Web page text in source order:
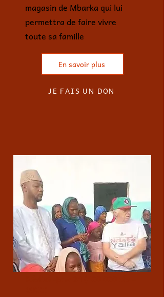
magasin de Mbarka qui lui
permettra de faire vivre
toute sa famille
En savoir plus
JE FAIS UN DON